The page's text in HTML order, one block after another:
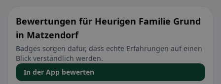
Bewertungen für Heurigen Familie Grund
in Matzendorf
Badges sorgen dafür, dass echte Erfahrungen auf einen
Blick verständlich werden.
In der App bewerten